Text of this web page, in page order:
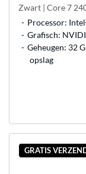
Zwart | Core 7
Processor:
Grafisch:
Geheugen: 32
opslag
GRATIS